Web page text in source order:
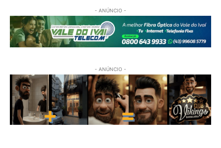
- ANÚNCIO -
- ANÚNCIO -